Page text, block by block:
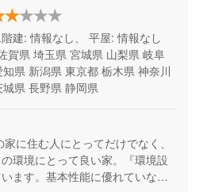
建: 情報なし、 平屋: 情報なし
賀県 埼玉県 宮城県 山梨県 岐阜
知県 新潟県 東京都 栃木県 神奈川
城県 長野県 静岡県
家に住む人にとってだけでなく、
環境にとって良い家。『環境設
ます。基本性能に優れていなが